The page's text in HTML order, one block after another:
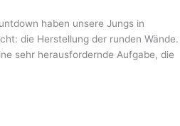
haben unsere Jungs in
die Herstellung der runden Wände.
sehr herausfordernde Aufgabe, die